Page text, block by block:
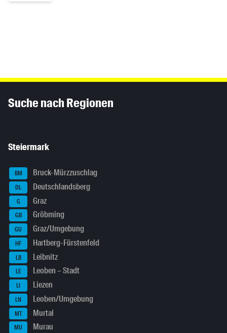
Suche nach Regionen
Steiermark
BM Bruck-Mürzzuschlag
DL Deutschlandsberg
G Graz
GB Gröbming
GU Graz/Umgebung
HF Hartberg-Fürstenfeld
LB Leibnitz
LE Leoben – Stadt
LI Liezen
LN Leoben/Umgebung
MT Murtal
MU Murau